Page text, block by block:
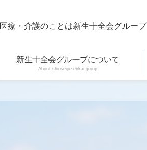
医療・介護のことは新生十全会グループ
新生十全会グループについて
About shinseijuzenkai group